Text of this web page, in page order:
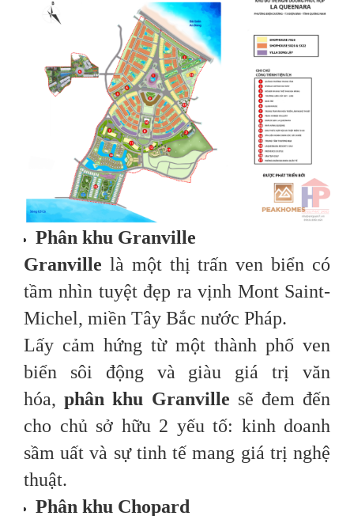
Phân khu Granville
Granville là một thị trấn ven biển có
tầm nhìn tuyệt đẹp ra vịnh Mont Saint-
Michel, miền Tây Bắc nước Pháp.
Lấy cảm hứng từ một thành phố ven
biển sôi động và giàu giá trị văn
hóa,phân khu Granville sẽ đem đến
cho chủ sở hữu 2 yếu tố: kinh doanh
sầm uất và sự tinh tế mang giá trị nghệ
thuật.
Phân khu Chopard